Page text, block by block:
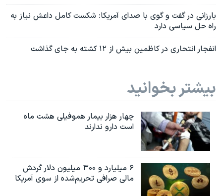
بارزانی در گفت و گوی با صدای آمریکا: شکست کامل داعش نیاز به
راه حل سیاسی دارد
انفجار انتحاری در کاظمین بیش از ۱۲ کشته به جای گذاشت
بیشتر بخوانید
چهار هزار بیمار هموفیلی هشت ماه
است دارو ندارند
۶ میلیارد و ۳۰۰ میلیون دلار گردش
مالی صرافی تحریم‌شده از سوی آمریکا